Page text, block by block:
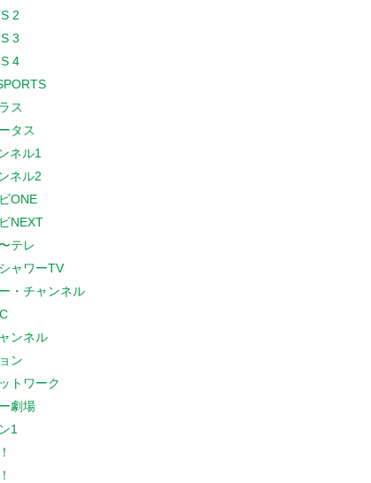
2
3
4
ス
タス
ネル1
ネル2
ONE
NEXT
テレ
ャワーTV
・チャンネル
ンネル
ン
トワーク
劇場
1